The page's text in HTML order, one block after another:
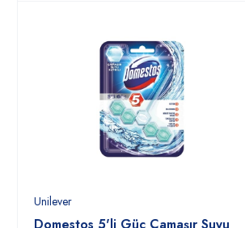
Unilever